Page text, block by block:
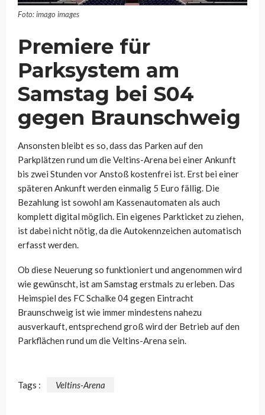
Foto: imago images
Premiere für
Parksystem am
Samstag bei S04
gegen Braunschweig
Ansonsten bleibt es so, dass das Parken auf den
Parkplätzen rund um die Veltins-Arena bei einer Ankunft
bis zwei Stunden vor Anstoß kostenfrei ist. Erst bei einer
späteren Ankunft werden einmalig 5 Euro fällig. Die
Bezahlung ist sowohl am Kassenautomaten als auch
komplett digital möglich. Ein eigenes Parkticket zu ziehen,
ist dabei nicht nötig, da die Autokennzeichen automatisch
erfasst werden.
Ob diese Neuerung so funktioniert und angenommen wird
wie gewünscht, ist am Samstag erstmals zu erleben. Das
Heimspiel des FC Schalke 04 gegen Eintracht
Braunschweig ist wie immer mindestens nahezu
ausverkauft, entsprechend groß wird der Betrieb auf den
Parkflächen rund um die Veltins-Arena sein.
Tags : Veltins-Arena